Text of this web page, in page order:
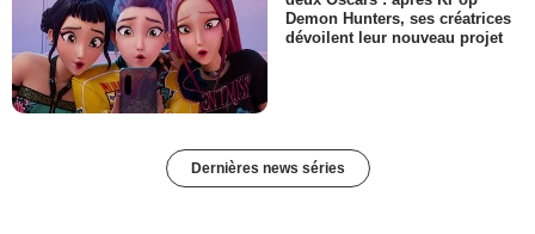
Demon Hunters, ses créatrices
dévoilent leur nouveau projet
Dernières news séries